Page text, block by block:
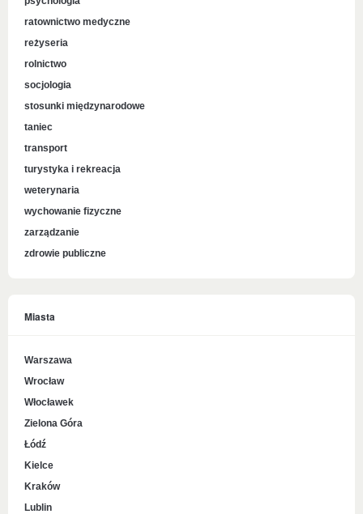
ratownictwo medyczne
reżyseria
rolnictwo
socjologia
stosunki międzynarodowe
taniec
transport
turystyka i rekreacja
weterynaria
wychowanie fizyczne
zarządzanie
zdrowie publiczne
Miasta
Warszawa
Wrocław
Włocławek
Zielona Góra
Łódź
Kielce
Kraków
Lublin